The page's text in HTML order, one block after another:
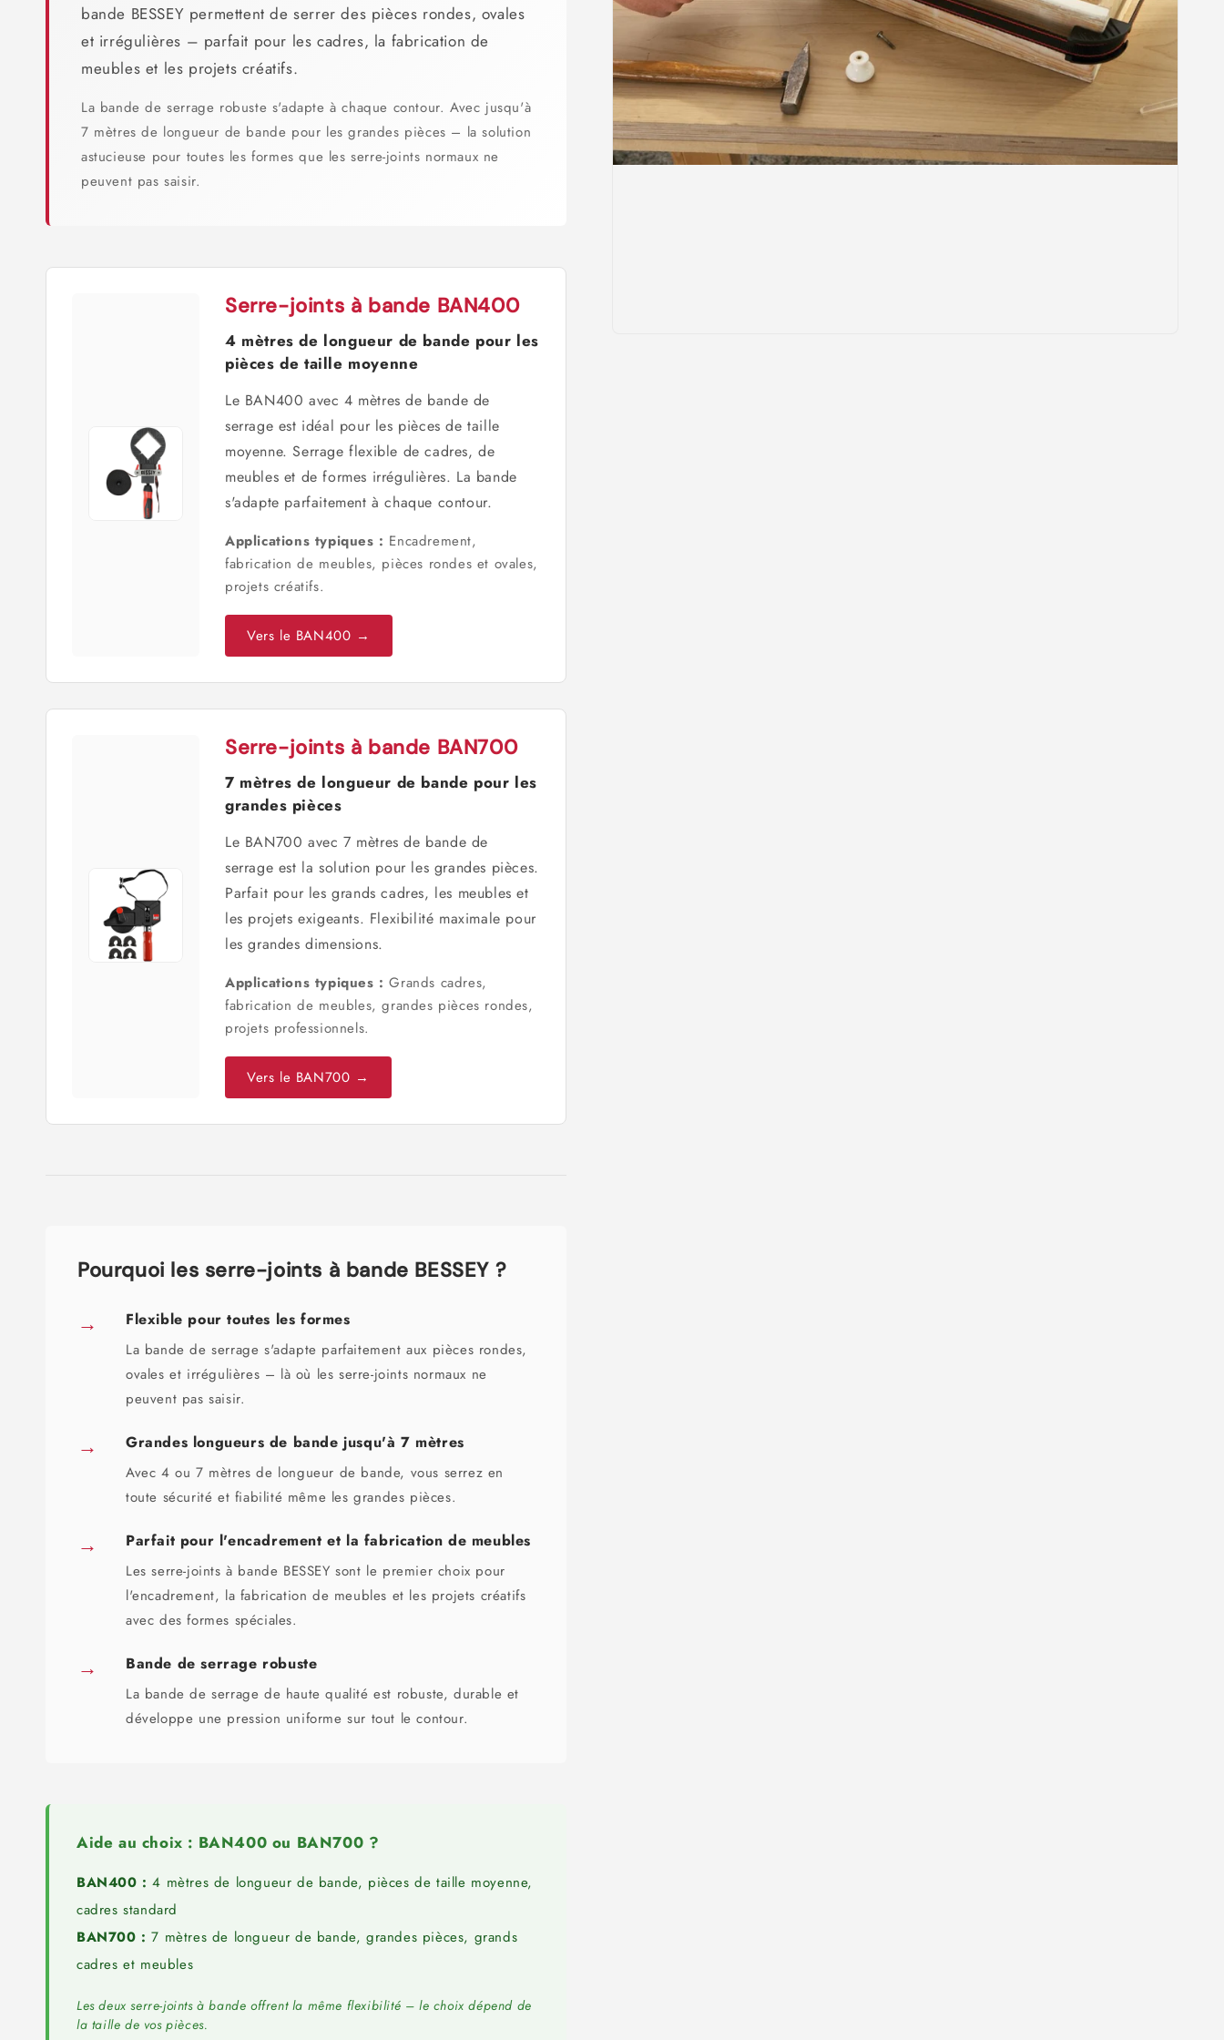
bande BESSEY permettent de serrer des pièces rondes, ovales
et irrégulières – parfait pour les cadres, la fabrication de
meubles et les projets créatifs.
La bande de serrage robuste s'adapte à chaque contour. Avec jusqu'à
7 mètres de longueur de bande pour les grandes pièces – la solution
astucieuse pour toutes les formes que les serre-joints normaux ne
peuvent pas saisir.
Serre-joints à bande BAN400
4 mètres de longueur de bande pour les
pièces de taille moyenne
Le BAN400 avec 4 mètres de bande de
serrage est idéal pour les pièces de taille
moyenne. Serrage flexible de cadres, de
meubles et de formes irrégulières. La bande
s'adapte parfaitement à chaque contour.
Applications typiques : Encadrement,
fabrication de meubles, pièces rondes et ovales,
projets créatifs.
Vers le BAN400 →
Serre-joints à bande BAN700
7 mètres de longueur de bande pour les
grandes pièces
Le BAN700 avec 7 mètres de bande de
serrage est la solution pour les grandes pièces.
Parfait pour les grands cadres, les meubles et
les projets exigeants. Flexibilité maximale pour
les grandes dimensions.
Applications typiques : Grands cadres,
fabrication de meubles, grandes pièces rondes,
projets professionnels.
Vers le BAN700 →
Pourquoi les serre-joints à bande BESSEY ?
→ Flexible pour toutes les formes
La bande de serrage s'adapte parfaitement aux pièces rondes,
ovales et irrégulières – là où les serre-joints normaux ne
peuvent pas saisir.
→ Grandes longueurs de bande jusqu'à 7 mètres
Avec 4 ou 7 mètres de longueur de bande, vous serrez en
toute sécurité et fiabilité même les grandes pièces.
→ Parfait pour l'encadrement et la fabrication de meubles
Les serre-joints à bande BESSEY sont le premier choix pour
l'encadrement, la fabrication de meubles et les projets créatifs
avec des formes spéciales.
→ Bande de serrage robuste
La bande de serrage de haute qualité est robuste, durable et
développe une pression uniforme sur tout le contour.
Aide au choix : BAN400 ou BAN700 ?
BAN400 : 4 mètres de longueur de bande, pièces de taille moyenne,
cadres standard
BAN700 : 7 mètres de longueur de bande, grandes pièces, grands
cadres et meubles
Les deux serre-joints à bande offrent la même flexibilité – le choix dépend de
la taille de vos pièces.